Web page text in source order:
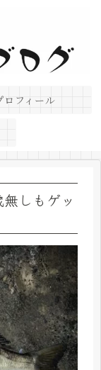
ロフィール
しもゲッ